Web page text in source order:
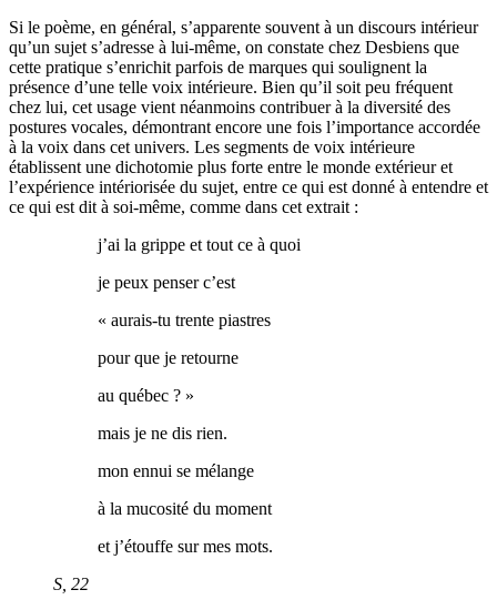
Si le poème, en général, s’apparente souvent à un discours intérieur
qu’un sujet s’adresse à lui-même, on constate chez Desbiens que
cette pratique s’enrichit parfois de marques qui soulignent la
présence d’une telle voix intérieure. Bien qu’il soit peu fréquent
chez lui, cet usage vient néanmoins contribuer à la diversité des
postures vocales, démontrant encore une fois l’importance accordée
à la voix dans cet univers. Les segments de voix intérieure
établissent une dichotomie plus forte entre le monde extérieur et
l’expérience intériorisée du sujet, entre ce qui est donné à entendre et
ce qui est dit à soi-même, comme dans cet extrait :
j’ai la grippe et tout ce à quoi
je peux penser c’est
« aurais-tu trente piastres
pour que je retourne
au québec ? »
mais je ne dis rien.
mon ennui se mélange
à la mucosité du moment
et j’étouffe sur mes mots.
S , 22